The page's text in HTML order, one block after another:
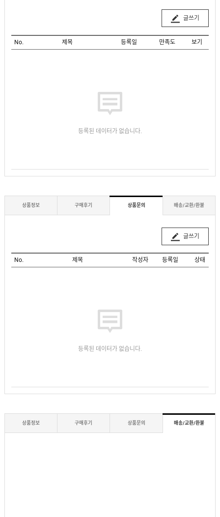
글쓰기
No. 제목 등록일 만족도 보기
등록된 데이터가 없습니다.
상품정보 구매후기 상품문의 배송/교환/환불
글쓰기
No. 제목 작성자 등록일 상태
등록된 데이터가 없습니다.
상품정보 구매후기 상품문의 배송/교환/환불